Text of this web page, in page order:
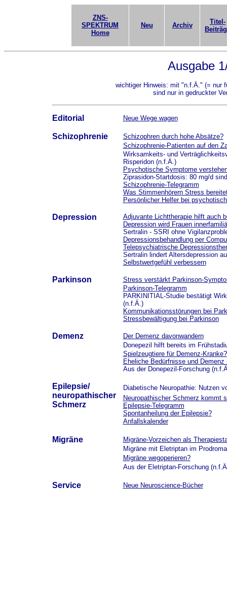
ZNS-
SPEKTRUM
Home
Neu Archiv
Titel-
Ausgabe
wichtiger Hinweis: mit "n.f.Ä." (= nur
sind nur in gedruckter
Editorial Neue Wege wagen
Schizophrenie
Schizophren durch hohe Absätze?
Schizophrenie-Patienten auf den
Wirksamkeits- und
Risperidon (n.f.Ä.)
Psychotische Symptome
Ziprasidon-Startdosis: 80 mg/d
Schizophrenie-Telegramm
Was Stimmenhörern Stress
Persönlicher Helfer bei
Depression
Adjuvante Lichttherapie hilft auch
Depression wird Frauen
Sertralin - SSRI ohne
Depressionsbehandlung per
Telepsychiatrische
Sertralin lindert Altersdepression
Selbstwertgefühl verbessern
Parkinson
Stress verstärkt Parkinson-
Parkinson-Telegramm
PARKINITIAL-Studie bestätigt
(n.f.Ä.)
Kommunikationsstörungen bei
Stressbewältigung bei Parkinson
Demenz
Der Demenz davonwandern
Donepezil hilft bereits im
Spielzeugtiere für Demenz-Kranke?
Eheliche Bedürfnisse und Demenz
Aus der Donepezil-Forschung
Epilepsie/
neuropathischer
Schmerz
Diabetische Neuropathie: Nutzen
Neuropathischer Schmerz kommt
Epilepsie-Telegramm
Spontanheilung der Epilepsie?
Anfallskalender
Migräne
Migräne-Vorzeichen als
Migräne mit Eletriptan im
Migräne wegoperieren?
Aus der Eletriptan-Forschung
Service Neue Neuroscience-Bücher